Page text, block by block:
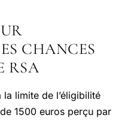
CHANCES
RSA
la limite de l’éligibilité
1500 euros perçu par